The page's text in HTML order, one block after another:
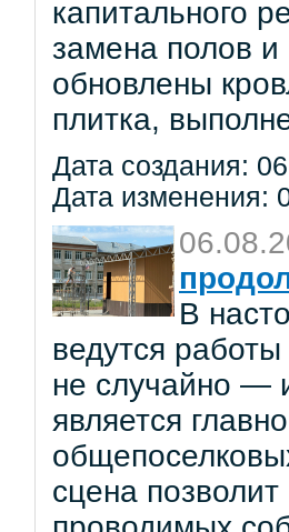
капитального
замена полов
обновлены
плитка,
Дата создания:
Дата изменения:
В
ведутся
не случайно —
является
сцена